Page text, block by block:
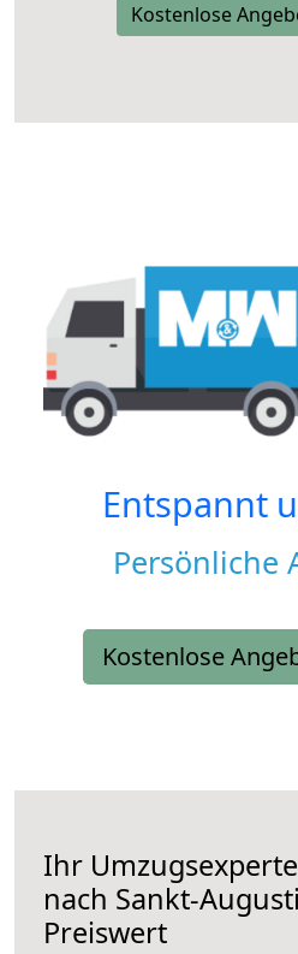
Kostenlose
Entspannt
Persönliche
Kostenlose
Ihr
nach Sankt-
Preiswert